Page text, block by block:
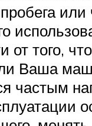
или
от того,
Ваша
частым